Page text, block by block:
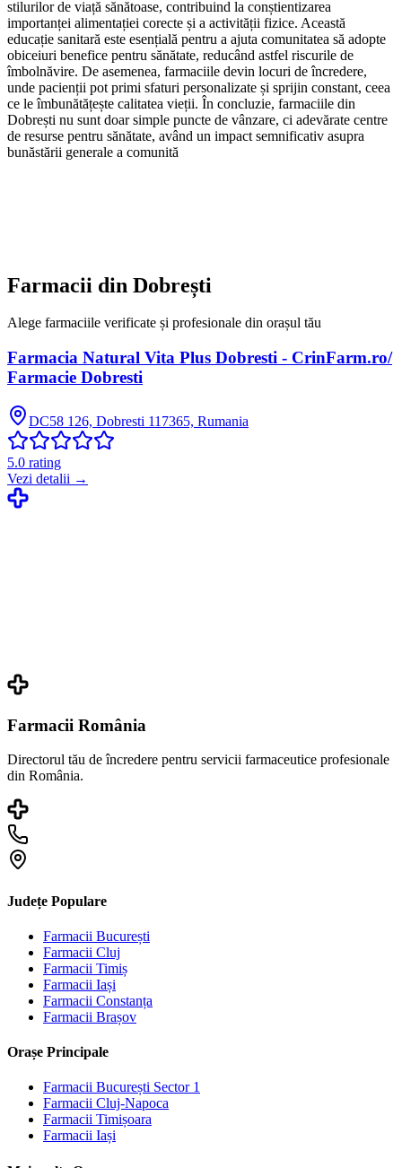
stilurilor de viață sănătoase, contribuind la conștientizarea
importanței alimentației corecte și a activității fizice. Această
educație sanitară este esențială pentru a ajuta comunitatea să adopte
obiceiuri benefice pentru sănătate, reducând astfel riscurile de
îmbolnăvire. De asemenea, farmaciile devin locuri de încredere,
unde pacienții pot primi sfaturi personalizate și sprijin constant, ceea
ce le îmbunătățește calitatea vieții. În concluzie, farmaciile din
Dobrești nu sunt doar simple puncte de vânzare, ci adevărate centre
de resurse pentru sănătate, având un impact semnificativ asupra
bunăstării generale a comunită
Farmacii din Dobrești
Alege farmaciile verificate și profesionale din orașul tău
Farmacia Natural Vita Plus Dobresti - CrinFarm.ro/
Farmacie Dobresti
DC58 126, Dobresti 117365, Rumania
5.0 rating
Vezi detalii →
Farmacii România
Directorul tău de încredere pentru servicii farmaceutice profesionale
din România.
Județe Populare
Farmacii București
Farmacii Cluj
Farmacii Timiș
Farmacii Iași
Farmacii Constanța
Farmacii Brașov
Orașe Principale
Farmacii București Sector 1
Farmacii Cluj-Napoca
Farmacii Timișoara
Farmacii Iași